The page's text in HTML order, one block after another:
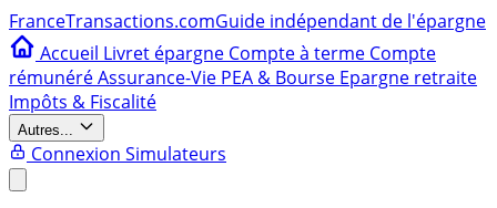
FranceTransactions.comGuide indépendant de l'épargne
Accueil Livret épargne Compte à terme Compte
rémunéréAssurance-Vie PEA & Bourse Epargne retraite
Impôts & Fiscalité
Autres...
Connexion Simulateurs